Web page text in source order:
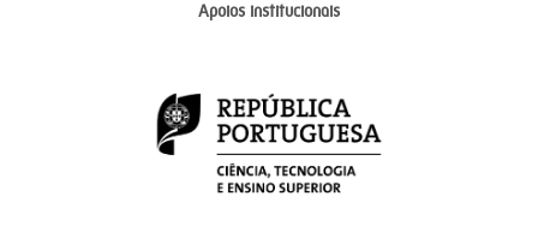
Apoios institucionais